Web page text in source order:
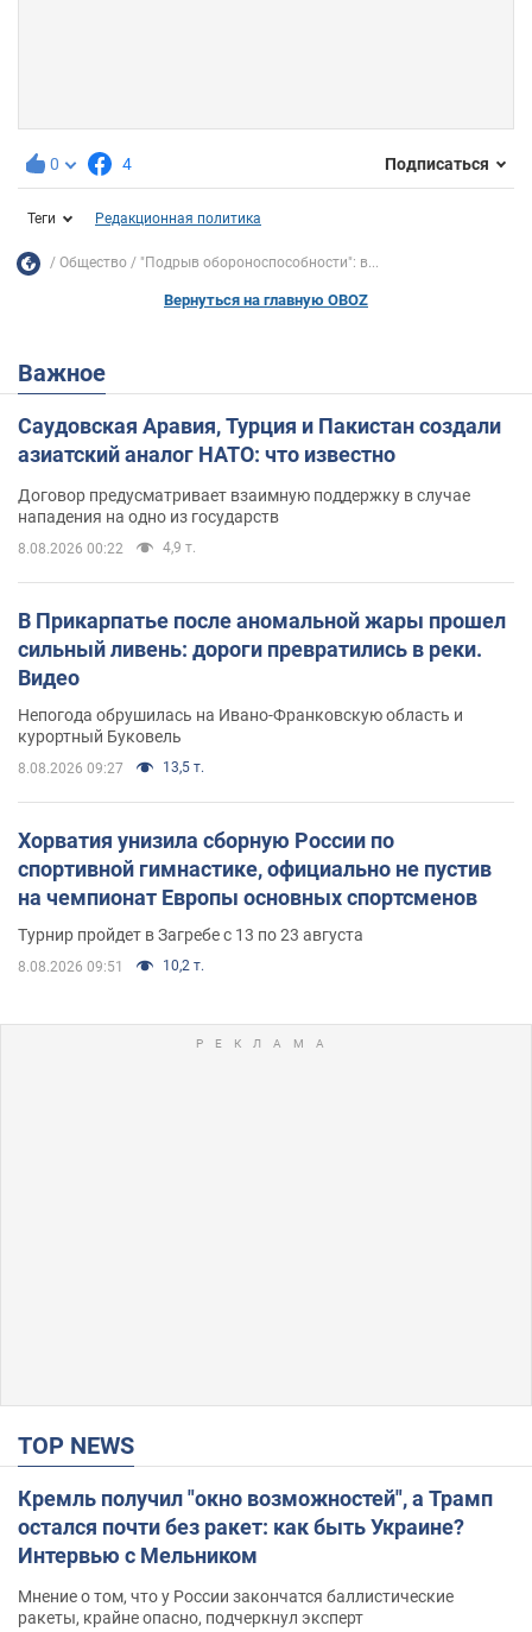
0 4 Подписаться
Теги Редакционная политика
Общество "Подрыв обороноспособности": в...
Вернуться на главную OBOZ
Важное
Саудовская Аравия, Турция и Пакистан создали
азиатский аналог НАТО: что известно
Договор предусматривает взаимную поддержку в случае
нападения на одно из государств
8.08.2026 00:22 4,9 т.
В Прикарпатье после аномальной жары прошел
сильный ливень: дороги превратились в реки.
Видео
Непогода обрушилась на Ивано-Франковскую область и
курортный Буковель
8.08.2026 09:27 13,5 т.
Хорватия унизила сборную России по
спортивной гимнастике, официально не пустив
на чемпионат Европы основных спортсменов
Турнир пройдет в Загребе с 13 по 23 августа
8.08.2026 09:51 10,2 т.
TOP NEWS
Кремль получил "окно возможностей", а Трамп
остался почти без ракет: как быть Украине?
Интервью с Мельником
Мнение о том, что у России закончатся баллистические
ракеты, крайне опасно, подчеркнул эксперт